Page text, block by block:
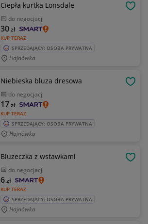
Ciepła kurtka Lonsdale
do negocjacji
KUP TERAZ
30zł
SPRZEDAJĄCY: OSOBA PRYWATNA
Hajnówka
Niebieska bluza dresowa
do negocjacji
KUP TERAZ
17zł
SPRZEDAJĄCY: OSOBA PRYWATNA
Hajnówka
Bluzeczka z wstawkami
do negocjacji
KUP TERAZ
6zł
SPRZEDAJĄCY: OSOBA PRYWATNA
Hajnówka